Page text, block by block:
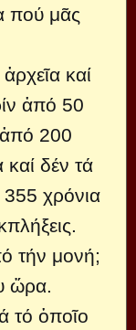
πού μᾶς
καί
ἀπό 50
ἀπό 200
δέν τά
χρόνια
τήν μονή;
ὥρα.
τό ὁποῖο